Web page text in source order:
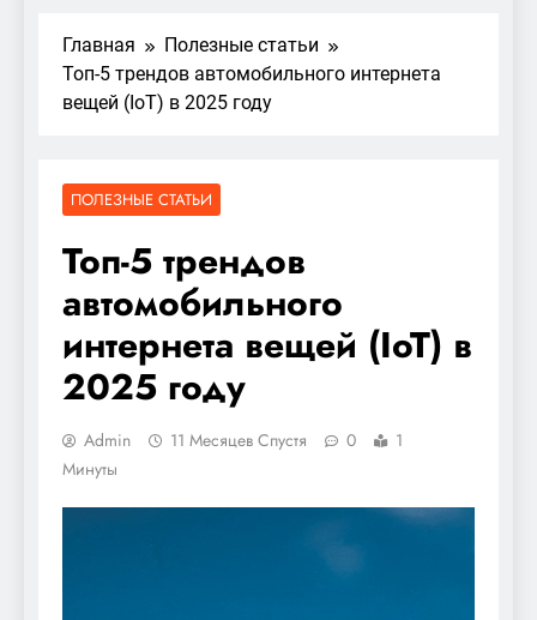
Главная
Полезные статьи
Топ-5 трендов автомобильного интернета
вещей (IoT) в 2025 году
ПОЛЕЗНЫЕ СТАТЬИ
Топ-5 трендов
автомобильного
интернета вещей (IoT) в
2025 году
Admin 11 Месяцев Спустя 0
1
Минуты